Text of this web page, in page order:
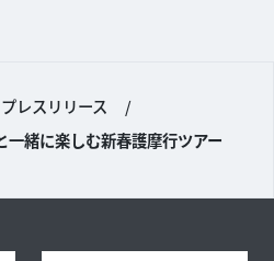
プレスリリース
/
一緒に楽しむ新春護摩行ツアー